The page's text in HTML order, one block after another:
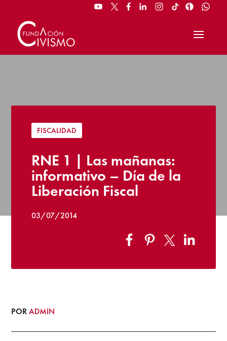
FISCALIDAD
RNE 1 | Las mañanas:
informativo – Día de la
Liberación Fiscal
03/07/2014
PORADMIN